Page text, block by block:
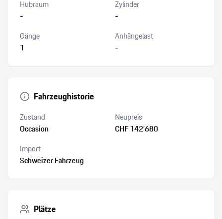
Hubraum
-
Zylinder
-
Gänge
1
Anhängelast
-
Fahrzeughistorie
Zustand
Occasion
Neupreis
CHF 142’680
Import
Schweizer Fahrzeug
Plätze